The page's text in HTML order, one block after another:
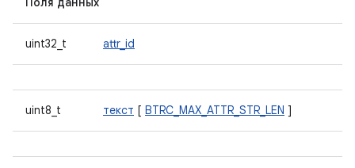
uint32_t attr_id
uint8_t текст [ BTRC_MAX_ATTR_STR_LEN ]